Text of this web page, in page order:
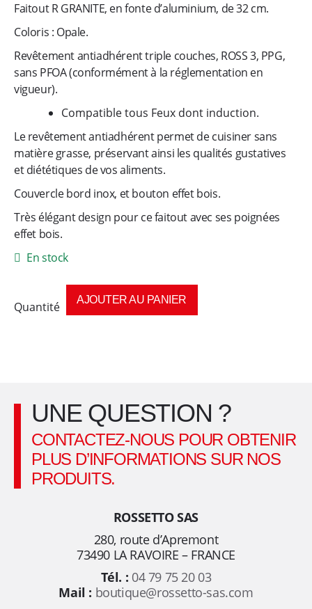
e
d
e
c
u
s
p
o
r
t
o
Faitout R GRANITE, en fonte d’aluminium, de 32 cm.
Coloris : Opale.
Revêtement antiadhérent triple couches, ROSS 3, PPG,
sans PFOA (conformément à la réglementation en
vigueur).
Compatible tous Feux dont induction.
Le revêtement antiadhérent permet de cuisiner sans
matière grasse, préservant ainsi les qualités gustatives
et diététiques de vos aliments.
Couvercle bord inox, et bouton effet bois.
Très élégant design pour ce faitout avec ses poignées
effet bois.
En stock
GRANITE
coloris
Opale
cm
AJOUTER AU PANIER
UNE QUESTION ?
CONTACTEZ-NOUS POUR OBTENIR
PLUS D’INFORMATIONS SUR NOS
PRODUITS.
ROSSETTO SAS
280, route d’Apremont
73490 LA RAVOIRE – FRANCE
Tél. : 04 79 75 20 03
Mail : boutique@rossetto-sas.com